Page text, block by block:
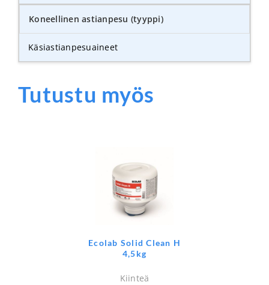
Koneellinen astianpesu (tyyppi)
Käsiastianpesuaineet
Tutustu myös
Ecolab Solid Clean H
4,5kg
Kiinteä